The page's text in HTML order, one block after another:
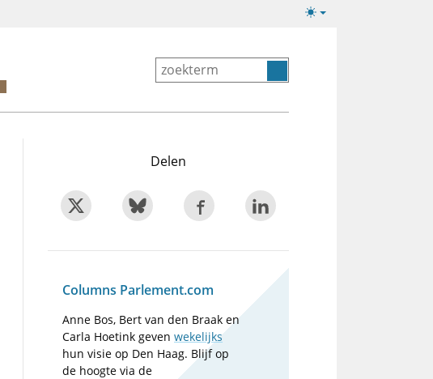
Lichte/donkere
Delen
Columns Parlement.com
Anne Bos, Bert van den Braak en
Carla Hoetink gevenwekelijks
hun visie op Den Haag. Blijf op
de hoogte via de